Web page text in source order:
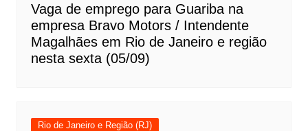
Vaga de emprego para Guariba na
empresa Bravo Motors / Intendente
Magalhães em Rio de Janeiro e região
nesta sexta (05/09)
Rio de Janeiro e Região (RJ)